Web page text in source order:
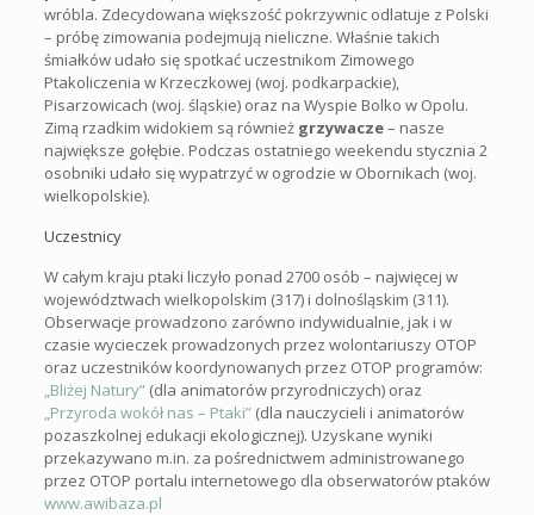
wróbla. Zdecydowana większość pokrzywnic odlatuje z Polski
– próbę zimowania podejmują nieliczne. Właśnie takich
śmiałków udało się spotkać uczestnikom Zimowego
Ptakoliczenia w Krzeczkowej (woj. podkarpackie),
Pisarzowicach (woj. śląskie) oraz na Wyspie Bolko w Opolu.
Zimą rzadkim widokiem są również grzywacze– nasze
największe gołębie. Podczas ostatniego weekendu stycznia 2
osobniki udało się wypatrzyć w ogrodzie w Obornikach (woj.
wielkopolskie).
Uczestnicy
W całym kraju ptaki liczyło ponad 2700 osób – najwięcej w
województwach wielkopolskim (317) i dolnośląskim (311).
Obserwacje prowadzono zarówno indywidualnie, jak i w
czasie wycieczek prowadzonych przez wolontariuszy OTOP
oraz uczestników koordynowanych przez OTOP programów:
„Bliżej Natury”(dla animatorów przyrodniczych) oraz
„Przyroda wokół nas – Ptaki”(dla nauczycieli i animatorów
pozaszkolnej edukacji ekologicznej). Uzyskane wyniki
przekazywano m.in. za pośrednictwem administrowanego
przez OTOP portalu internetowego dla obserwatorów ptaków
www.awibaza.pl